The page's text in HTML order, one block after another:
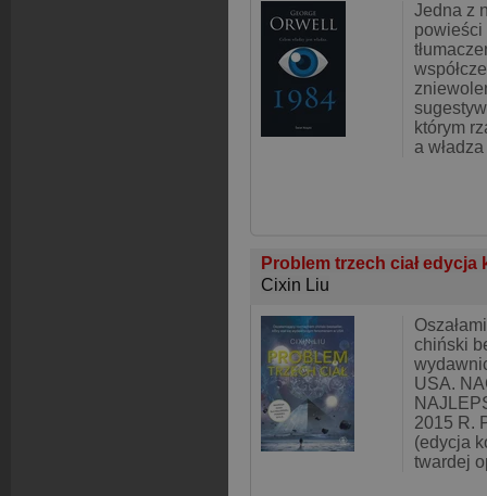
Jedna z
powieści
którym
a
Problem trzech ciał
Cixin Liu
chiński
USA.
2015 R.
(edycja
twardej